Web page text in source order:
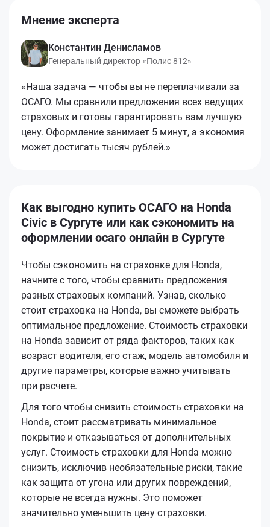
Мнение эксперта
Константин Денисламов
Генеральный директор «Полис 812»
«Наша задача — чтобы вы не переплачивали за
ОСАГО. Мы сравнили предложения всех ведущих
страховых и готовы гарантировать вам лучшую
цену. Оформление занимает 5 минут, а экономия
может достигать тысяч рублей.»
Как выгодно купить ОСАГО на Honda
Civic в Сургуте или как сэкономить на
оформлении осаго онлайн в Сургуте
Чтобы сэкономить на страховке для Honda,
начните с того, чтобы сравнить предложения
разных страховых компаний. Узнав, сколько
стоит страховка на Honda, вы сможете выбрать
оптимальное предложение. Стоимость страховки
на Honda зависит от ряда факторов, таких как
возраст водителя, его стаж, модель автомобиля и
другие параметры, которые важно учитывать
при расчете.
Для того чтобы снизить стоимость страховки на
Honda, стоит рассматривать минимальное
покрытие и отказываться от дополнительных
услуг. Стоимость страховки для Honda можно
снизить, исключив необязательные риски, такие
как защита от угона или других повреждений,
которые не всегда нужны. Это поможет
значительно уменьшить цену страховки.